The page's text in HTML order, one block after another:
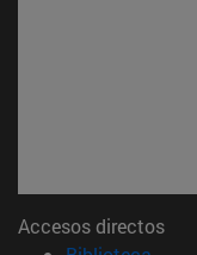
Accesos directos